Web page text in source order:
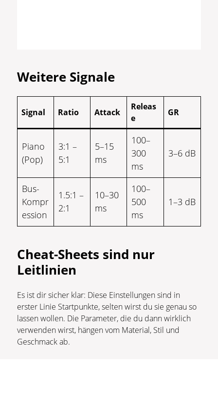
Weitere Signale
Signal Ratio Attack
Releas
e
GR
Piano
(Pop)
3:1 –
5:1
5–15
ms
100–
300
ms
3–6 dB
Bus-
Kompr
ession
1.5:1 –
2:1
10–30
ms
100–
500
ms
1–3 dB
Cheat-Sheets sind nur
Leitlinien
Es ist dir sicher klar: Diese Einstellungen sind in
erster Linie Startpunkte, selten wirst du sie genau so
lassen wollen. Die Parameter, die du dann wirklich
verwenden wirst, hängen vom Material, Stil und
Geschmack ab.